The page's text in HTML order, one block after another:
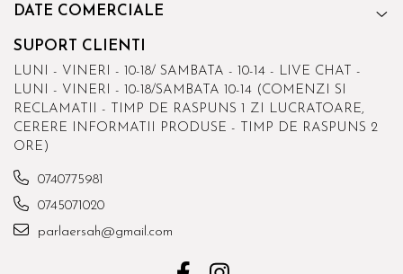
DATE COMERCIALE
SUPORT CLIENTI
LUNI - VINERI - 10-18/ SAMBATA - 10-14 - LIVE CHAT -
LUNI - VINERI - 10-18/SAMBATA 10-14 (COMENZI SI
RECLAMATII - TIMP DE RASPUNS 1 ZI LUCRATOARE,
CERERE INFORMATII PRODUSE - TIMP DE RASPUNS 2
ORE)
0740775981
0745071020
parlaersah@gmail.com